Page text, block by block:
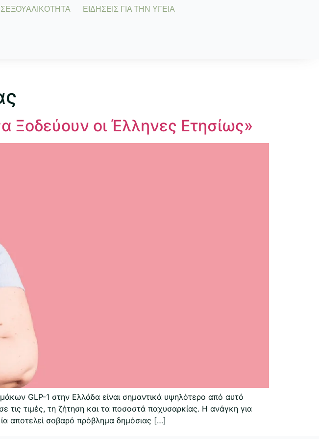
ΣΕΞΟΥΑΛΙΚΟΤΗΤΑ ΕΙΔΗΣΕΙΣ ΓΙΑ ΤΗΝ ΥΓΕΙΑ
οι Έλληνες Ετησίως»
GLP-1 στην Ελλάδα είναι σημαντικά υψηλότερο από αυτό
τιμές, τη ζήτηση και τα ποσοστά παχυσαρκίας. Η ανάγκη για
αποτελεί σοβαρό πρόβλημα δημόσιας […]